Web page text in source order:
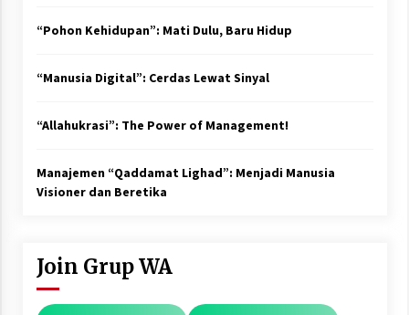
“Pohon Kehidupan”: Mati Dulu, Baru Hidup
“Manusia Digital”: Cerdas Lewat Sinyal
“Allahukrasi”: The Power of Management!
Manajemen “Qaddamat Lighad”: Menjadi Manusia
Visioner dan Beretika
Join Grup WA